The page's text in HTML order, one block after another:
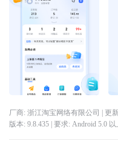
厂商: 浙江淘宝网络有限公司 | 更
版本: 9.8.435| 要求: Android 5.0 以